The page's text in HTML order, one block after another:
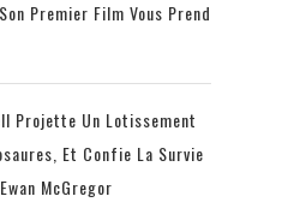
Premier Film Vous Prend
Projette Un Lotissement
Et Confie La Survie
McGregor